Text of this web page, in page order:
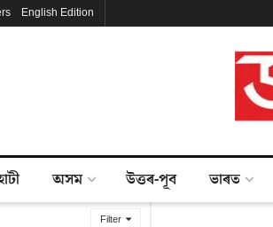
Filter
English Edition
অসম উত্তৰ-পূব ভাৰত